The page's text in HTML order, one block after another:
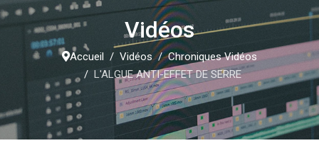
Vidéos
Accueil Vidéos
Chroniques Vidéos
L'ALGUE ANTI-EFFET DE SERRE